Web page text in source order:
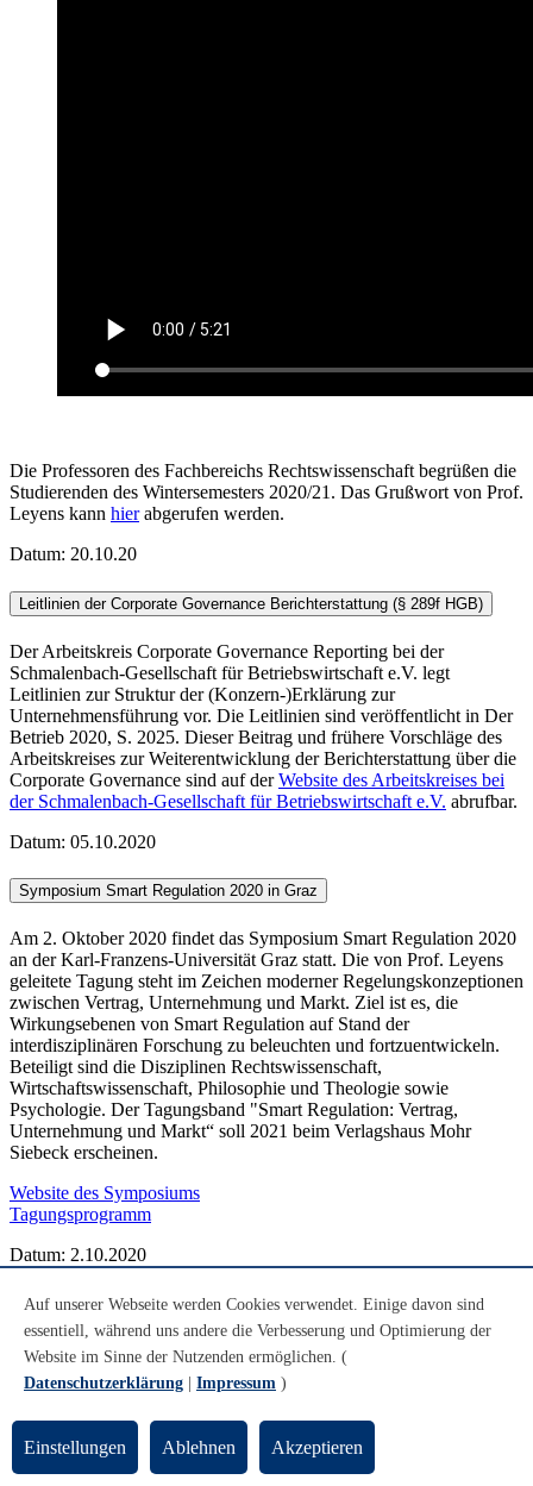
Die Professoren des Fachbereichs Rechtswissenschaft begrüßen die
Studierenden des Wintersemesters 2020/21. Das Grußwort von Prof.
Leyens kann hierabgerufen werden.
Datum: 20.10.20
Leitlinien der Corporate Governance Berichterstattung (§ 289f HGB)
Der Arbeitskreis Corporate Governance Reporting bei der
Schmalenbach-Gesellschaft für Betriebswirtschaft e.V. legt
Leitlinien zur Struktur der (Konzern-)Erklärung zur
Unternehmensführung vor. Die Leitlinien sind veröffentlicht in Der
Betrieb 2020, S. 2025. Dieser Beitrag und frühere Vorschläge des
Arbeitskreises zur Weiterentwicklung der Berichterstattung über die
Corporate Governance sind auf derWebsite des Arbeitskreises bei
der Schmalenbach-Gesellschaft für Betriebswirtschaft e.V. abrufbar.
Datum: 05.10.2020
Symposium Smart Regulation 2020 in Graz
Am 2. Oktober 2020 findet das Symposium Smart Regulation 2020
an der Karl-Franzens-Universität Graz statt. Die von Prof. Leyens
geleitete Tagung steht im Zeichen moderner Regelungskonzeptionen
zwischen Vertrag, Unternehmung und Markt. Ziel ist es, die
Wirkungsebenen von Smart Regulation auf Stand der
interdisziplinären Forschung zu beleuchten und fortzuentwickeln.
Beteiligt sind die Disziplinen Rechtswissenschaft,
Wirtschaftswissenschaft, Philosophie und Theologie sowie
Psychologie. Der Tagungsband "Smart Regulation: Vertrag,
Unternehmung und Markt“ soll 2021 beim Verlagshaus Mohr
Siebeck erscheinen.
Website des Symposiums
Tagungsprogramm
Datum: 2.10.2020
Professur für Bürgerliches Recht, Handels- und Gesellschaftsrecht
Zum Wintersemester 2020/21 hat Prof. Dr. Patrick C. Leyens,
LL.M. (London), den Ruf der Universität Bremen auf die Professur
für Bürgerliches Recht, Handels- und Gesellschaftsrecht
angenommen. Seine Forschungsschwerpunkte liegen auf dem
Vertrags-, Unternehmens- und Kapitalmarktrecht, insbesondere
Corporate Governance und Corporate Finance, der
Rechtsvergleichung sowie der ökonomischen Analyse des Rechts.
Auf unserer Webseite werden Cookies verwendet. Einige davon sind
essentiell, während uns andere die Verbesserung und Optimierung der
Website im Sinne der Nutzenden ermöglichen. (
Datenschutzerklärung
Impressum )
Einstellungen Ablehnen Akzeptieren